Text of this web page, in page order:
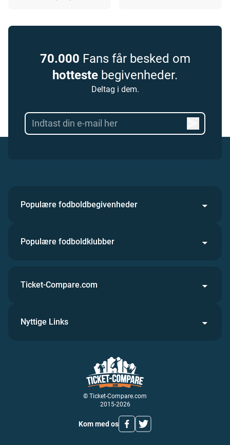
70.000 Fans får besked om
hotteste begivenheder.
Deltag i dem.
Populære fodboldbegivenheder
Populære fodboldklubber
© Ticket-Compare.com
2015-2026
Kom med os
Ticket-Compare.com
Nyttige Links